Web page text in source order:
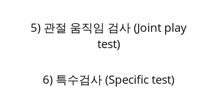
5) 관절 움직임 검사 (Joint play
test)
6) 특수검사 (Specific test)